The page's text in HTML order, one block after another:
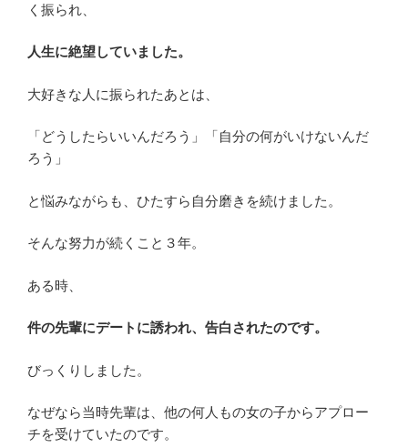
く振られ、
人生に絶望していました。
大好きな人に振られたあとは、
「どうしたらいいんだろう」「自分の何がいけないんだ
ろう」
と悩みながらも、ひたすら自分磨きを続けました。
そんな努力が続くこと３年。
ある時、
件の先輩にデートに誘われ、告白されたのです。
びっくりしました。
なぜなら当時先輩は、他の何人もの女の子からアプロー
チを受けていたのです。